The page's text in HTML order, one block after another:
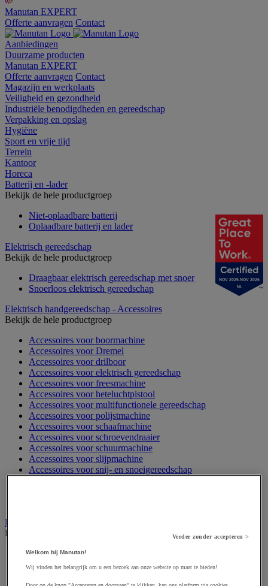
Manutan EXPERT
Offerte aanvragen Contact
Aanbiedingen
Duurzame producten
Manutan EXPERT
Offerte aanvragen Contact
Magazijn en werkplaats
Veiligheid en gezondheid
Industriële benodigdheden en gereedschap
Verpakking en opslag
Hygiëne
Sport en vrije tijd
Terrein
Kantoor
Horeca
Batterij en -lader
Bekijk de hele productgroep
Niet-oplaadbare batterij
Oplaadbare batterij en lader
Elektrisch gereedschap
Bekijk de hele productgroep
Draagbaar elektrisch gereedschap met snoer
Snoerloos elektrisch gereedschap
Elektrisch handgereedschap - Accessoires
Bekijk de hele productgroep
Accessoires voor boormachine
Accessoires voor Dremel
Accessoires voor drilboor
Accessoires voor elektrisch gereedschap
Accessoires voor freesmachine
Accessoires voor heteluchtpistool
Accessoires voor multifunctionele gereedschap
Accessoires voor polijstmachine
Accessoires voor schaafmachine
Accessoires voor schroevendraaier
Accessoires voor schuurmachine
Accessoires voor slijpmachine
Accessoires voor snij- en snoeigereedschap
Elektrische toebehoren en verlichting
Bekijk de hele productgroep
Accessoires voor elektrisch schakelpaneel
Batterij, oplader en kabel
NOV 2025-NOV 2026
NL
Verder zonder accepteren >
Welkom bij Manutan!
Wij vinden het belangrijk om u een bezoek aan onze website op maat te bieden!